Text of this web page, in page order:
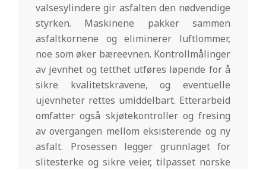
valsesylindere gir asfalten den nødvendige
styrken. Maskinene pakker sammen
asfaltkornene og eliminerer luftlommer,
noe som øker bæreevnen. Kontrollmålinger
av jevnhet og tetthet utføres løpende for å
sikre kvalitetskravene, og eventuelle
ujevnheter rettes umiddelbart. Etterarbeid
omfatter også skjøtekontroller og fresing
av overgangen mellom eksisterende og ny
asfalt. Prosessen legger grunnlaget for
slitesterke og sikre veier, tilpasset norske